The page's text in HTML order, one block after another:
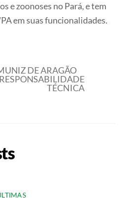
e zoonoses no Pará, e tem
em suas funcionalidades.
DE ARAGÃO
TÉCNICA